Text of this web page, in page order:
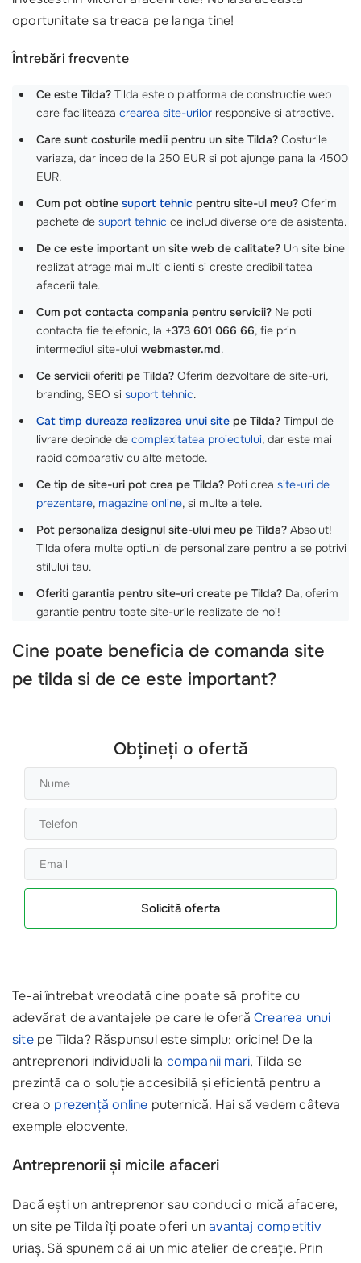
oportunitate sa treaca pe langa tine!
Întrebări frecvente
Ce este Tilda? Tilda este o platforma de constructie web
care faciliteaza crearea site-urilor responsive si atractive.
Care sunt costurile medii pentru un site Tilda? Costurile
variaza, dar incep de la 250 EUR si pot ajunge pana la 4500
EUR.
Cum pot obtine suport tehnic pentru site-ul meu? Oferim
pachete de suport tehnic ce includ diverse ore de asistenta.
De ce este important un site web de calitate? Un site bine
realizat atrage mai multi clienti si creste credibilitatea
afacerii tale.
Cum pot contacta compania pentru servicii? Ne poti
contacta fie telefonic, la +373 601 066 66, fie prin
intermediul site-ului webmaster.md.
Ce servicii oferiti pe Tilda? Oferim dezvoltare de site-uri,
branding, SEO si suport tehnic.
Cat timp dureaza realizarea unui site pe Tilda? Timpul de
livrare depinde de complexitatea proiectului, dar este mai
rapid comparativ cu alte metode.
Ce tip de site-uri pot crea pe Tilda? Poti crea site-uri de
prezentare, magazine online, si multe altele.
Pot personaliza designul site-ului meu pe Tilda? Absolut!
Tilda ofera multe optiuni de personalizare pentru a se potrivi
stilului tau.
Oferiti garantia pentru site-uri create pe Tilda? Da, oferim
garantie pentru toate site-urile realizate de noi!
Cine poate beneficia de comanda site
pe tilda si de ce este important?
Obțineți o ofertă
Solicită oferta
Te-ai întrebat vreodată cine poate să profite cu
adevărat de avantajele pe care le oferă Crearea unui
sitepe Tilda? Răspunsul este simplu: oricine! De la
antreprenori individuali la companii mari, Tilda se
prezintă ca o soluție accesibilă și eficientă pentru a
crea o prezență online puternică. Hai să vedem câteva
exemple elocvente.
Antreprenorii și micile afaceri
Dacă ești un antreprenor sau conduci o mică afacere,
un site pe Tilda îți poate oferi unavantaj competitiv
uriaș. Să spunem că ai un mic atelier de creație. Prin